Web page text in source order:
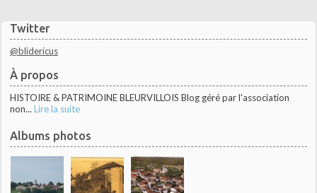
Twitter
@blidericus
À propos
HISTOIRE & PATRIMOINE BLEURVILLOIS Blog géré par l'association
non... Lire la suite
Albums photos